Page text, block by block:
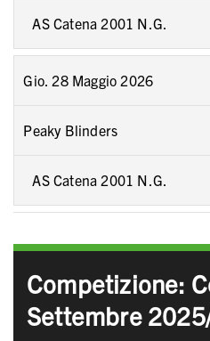
AS Catena 2001 N.G.
Gio. 28 Maggio 2026
Peaky Blinders
AS Catena 2001 N.G.
Competizione:
Settembre